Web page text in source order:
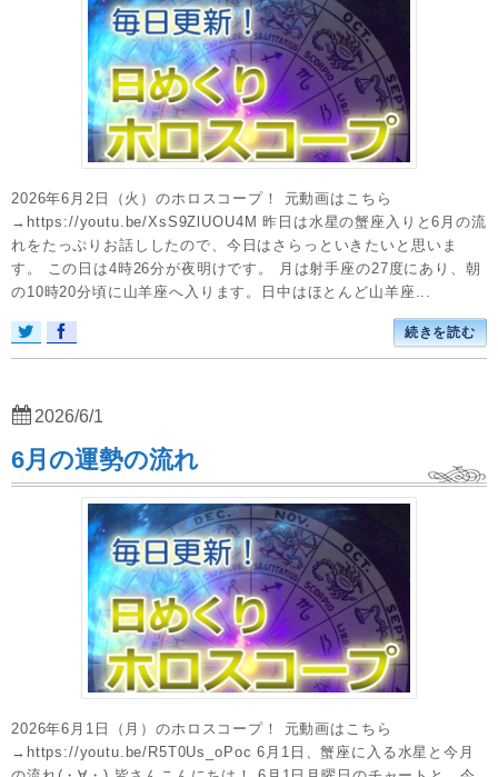
2026年6月2日（火）のホロスコープ！ 元動画はこちら
→https://youtu.be/XsS9ZlUOU4M 昨日は水星の蟹座入りと6月の流
れをたっぷりお話ししたので、今日はさらっといきたいと思いま
す。 この日は4時26分が夜明けです。 月は射手座の27度にあり、朝
の10時20分頃に山羊座へ入ります。日中はほとんど山羊座...
続きを読む
6月の運勢の流れ
2026年6月1日（月）のホロスコープ！ 元動画はこちら
→https://youtu.be/R5T0Us_oPoc 6月1日、蟹座に入る水星と今月
2026/6/1